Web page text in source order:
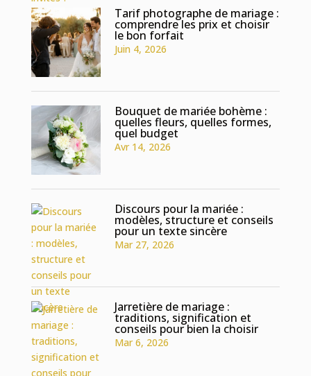
Tarif photographe de mariage :
comprendre les prix et choisir
le bon forfait
Juin 4, 2026
Bouquet de mariée bohème :
quelles fleurs, quelles formes,
quel budget
Avr 14, 2026
Discours pour la mariée :
modèles, structure et conseils
pour un texte sincère
Mar 27, 2026
Jarretière de mariage :
traditions, signification et
conseils pour bien la choisir
Mar 6, 2026